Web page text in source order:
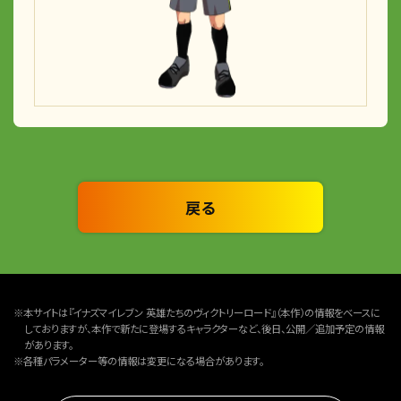
戻る
※本サイトは『イナズマイレブン 英雄たちのヴィクトリーロード』（本作）の情報をベースに
しておりますが、本作で新たに登場するキャラクターなど、後日、公開／追加予定の情報
があります。
※各種パラメーター等の情報は変更になる場合があります。